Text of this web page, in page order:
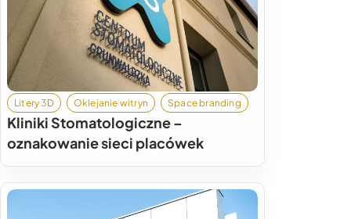
Litery 3D Oklejanie witryn Space branding
Kliniki Stomatologiczne –
oznakowanie sieci placówek